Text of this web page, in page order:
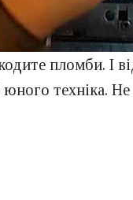
пломби. І
техніка.